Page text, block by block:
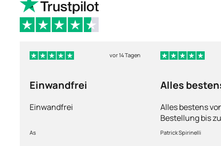
vor 14 Tagen
Einwandfrei
Einwandfrei
As
Alles
Alles bestens
Bestellung bis
Ware sorgfältig
schnelle
Patrick Spirinelli